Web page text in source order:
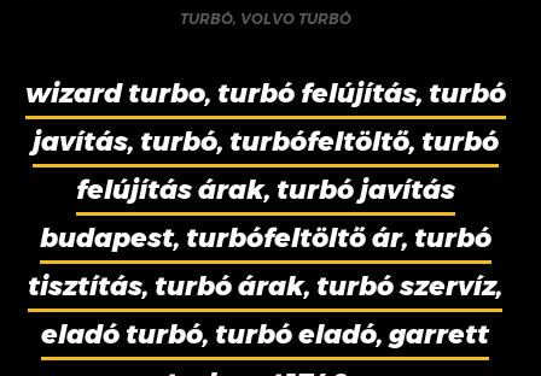
TURBÓ, VOLVO TURBÓ
wizard turbo, turbó felújítás, turbó
javítás, turbó, turbófeltöltő, turbó
felújítás árak, turbó javítás
budapest, turbófeltöltő ár, turbó
tisztítás, turbó árak, turbó szervíz,
eladó turbó, turbó eladó, garrett